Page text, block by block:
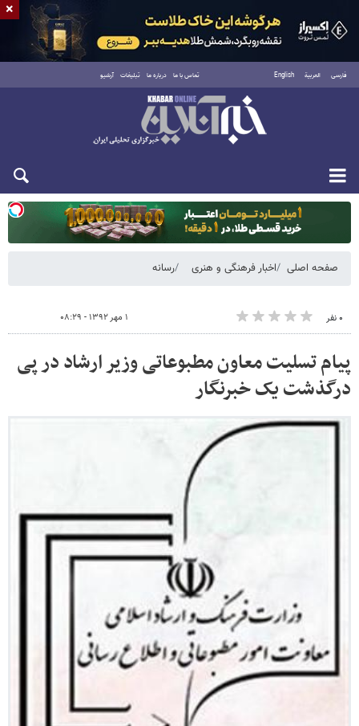
فارسی العربية English تماس با ما درباره ما تبلیغات آرشیو
یکشنبه ۱۸ مرداد ۱۴۰۵
صفحه اصلی اخبار فرهنگی و هنری رسانه
۰ نفر ۱ مهر ۱۳۹۲ - ۰۸:۲۹
پیام تسلیت معاون مطبوعاتی وزیر ارشاد در پی
درگذشت یک خبرنگار
×